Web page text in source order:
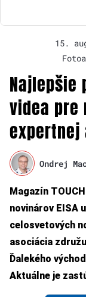
15.
Najlepšie
videa pre
expertnej
Ondrej
Magazín
novinárov EISA
celosvetových
asociácia
Ďalekého
Aktuálne je